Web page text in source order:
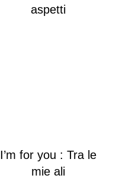
aspetti
I’m for you : Tra le
mie ali